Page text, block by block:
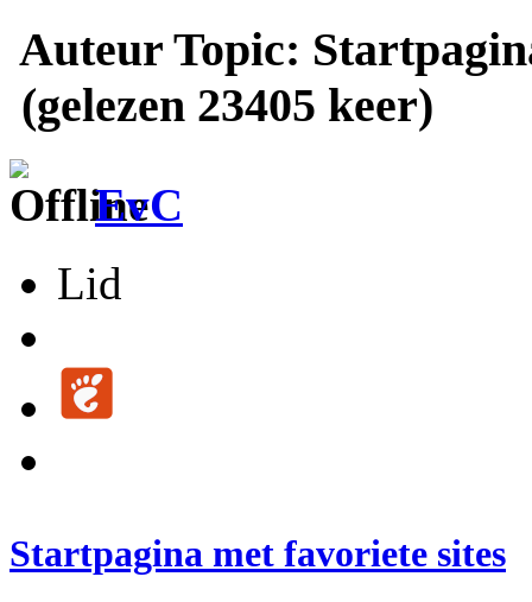
Auteur Topic:
(gelezen 23405 keer)
EvC
Lid
Startpagina met favoriete sites